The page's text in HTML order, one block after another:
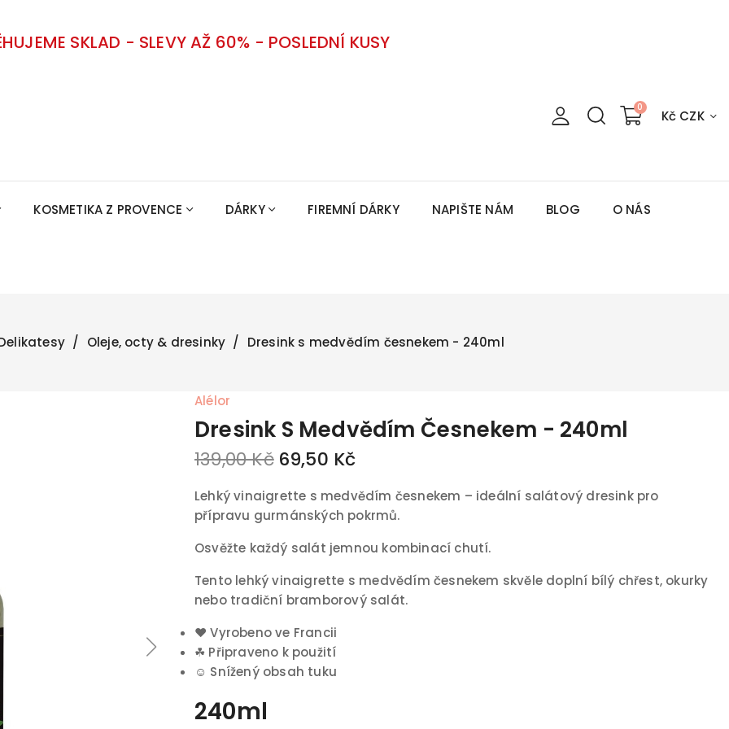
SKLAD - SLEVY AŽ 60% - POSLEDNÍ KUSY
Kč CZK
KOSMETIKA Z PROVENCE DÁRKY FIREMNÍ DÁRKY NAPIŠTE NÁM BLOG O NÁS
Oleje, octy & dresinky Dresink s medvědím česnekem - 240ml
Alélor
Dresink S Medvědím Česnekem - 240ml
139,00 Kč 69,50 Kč
Lehký vinaigrette s medvědím česnekem – ideální salátový dresink pro
přípravu gurmánských pokrmů.
Osvěžte každý salát jemnou kombinací chutí.
Tento lehký vinaigrette s medvědím česnekem skvěle doplní bílý chřest, okurky
nebo tradiční bramborový salát.
♥ Vyrobeno ve Francii
☘ Připraveno k použití
☺ Snížený obsah tuku
240ml